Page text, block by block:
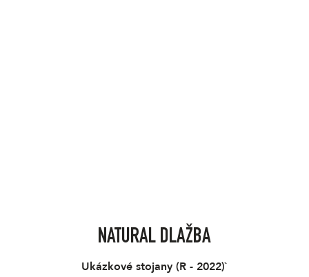
NATURAL DLAŽBA
Ukázkové stojany (R - 2022)`